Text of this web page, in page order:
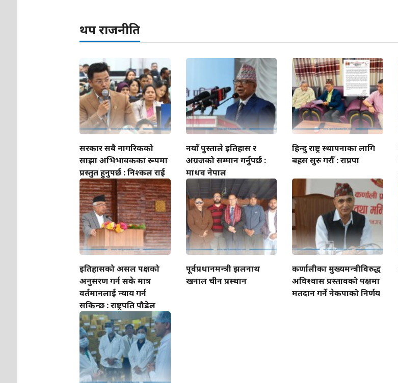
थप राजनीति
सरकार सबै नागरिकको
साझा अभिभावकका रूपमा
प्रस्तुत हुनुपर्छ : निश्कल राई
नयाँ पुस्ताले इतिहास र
अग्रजको सम्मान गर्नुपर्छ :
माधव नेपाल
हिन्दु राष्ट्र स्थापनाका लागि
बहस सुरु गरौँ : राप्रपा
इतिहासको असल पक्षको
अनुसरण गर्न सके मात्र
वर्तमानलाई न्याय गर्न
सकिन्छ : राष्ट्रपति पौडेल
पूर्वप्रधानमन्त्री झलनाथ
खनाल चीन प्रस्थान
कर्णालीका मुख्यमन्त्रीविरुद्ध
अविश्वास प्रस्तावको पक्षमा
मतदान गर्ने नेकपाको निर्णय